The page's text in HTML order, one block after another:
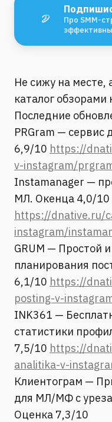
Про SMM-
Не сижу на месте,
каталог
Последние
PRGram —
6,9/10 https://
v-instagram/
Instamanager —
МЛ. Окенца 4,0/10
https://dnative.ru/
instagram/
GRUM — Простой
планирования
6,1/10 https://
posting-v-
INK361 —
статистики
7,5/10 https://
analitika-v-
Клиентограм —
для МЛ/МФ с
Оценка 7,3/10